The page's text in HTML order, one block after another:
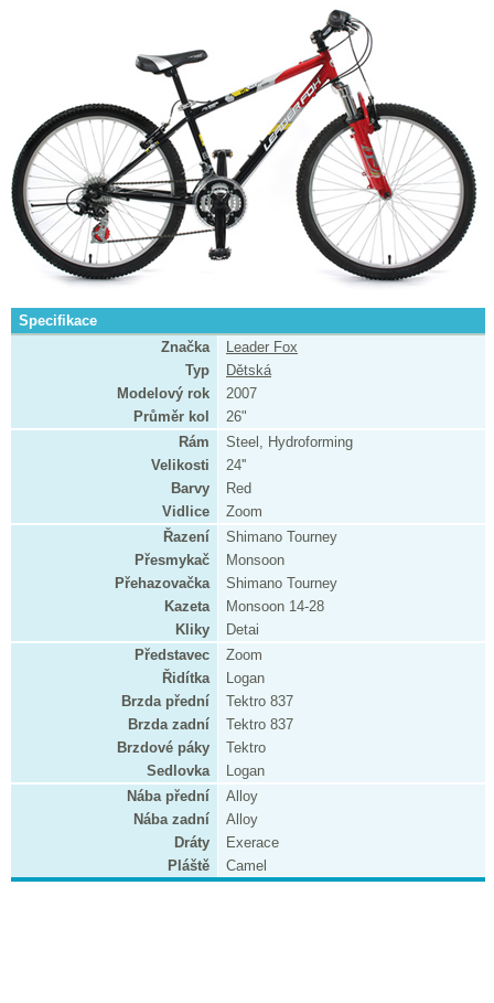
Specifikace
Značka
Leader Fox
Typ
Dětská
Modelový rok
2007
Průměr kol
26"
Rám
Steel, Hydroforming
Velikosti
24''
Barvy
Red
Vidlice
Zoom
Řazení
Shimano Tourney
Přesmykač
Monsoon
Přehazovačka
Shimano Tourney
Kazeta
Monsoon 14-28
Kliky
Detai
Představec
Zoom
Řidítka
Logan
Brzda přední
Tektro 837
Brzda zadní
Tektro 837
Brzdové páky
Tektro
Sedlovka
Logan
Nába přední
Alloy
Nába zadní
Alloy
Dráty
Exerace
Pláště
Camel